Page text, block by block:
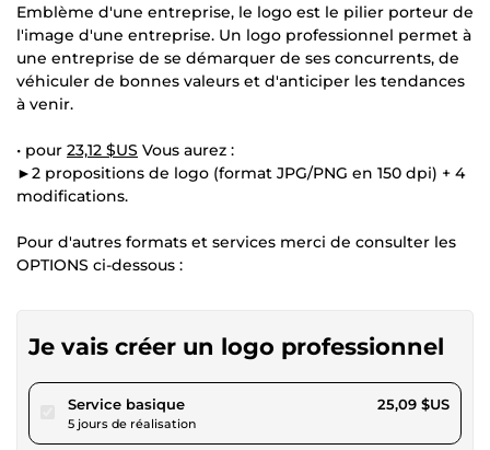
Emblème d'une entreprise, le logo est le pilier porteur de
l'image d'une entreprise. Un logo professionnel permet à
une entreprise de se démarquer de ses concurrents, de
véhiculer de bonnes valeurs et d'anticiper les tendances
à venir.
• pour 23,12 $US Vous aurez :
►2 propositions de logo (format JPG/PNG en 150 dpi) + 4
modifications.
Pour d'autres formats et services merci de consulter les
OPTIONS ci-dessous :
Je vais créer un logo professionnel
Service basiquepour 23,12 $US
5 jours de réalisation
25,09 $US